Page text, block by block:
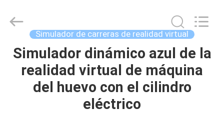
HOGAR
PRODUCTOS
Co.,Ltd.
Simulador de carreras de realidad virtual
Simulador dinámico azul de la
realidad virtual de máquina
del huevo con el cilindro
eléctrico